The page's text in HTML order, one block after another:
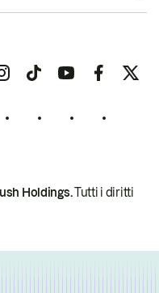
Holdings.Tutti i diritti